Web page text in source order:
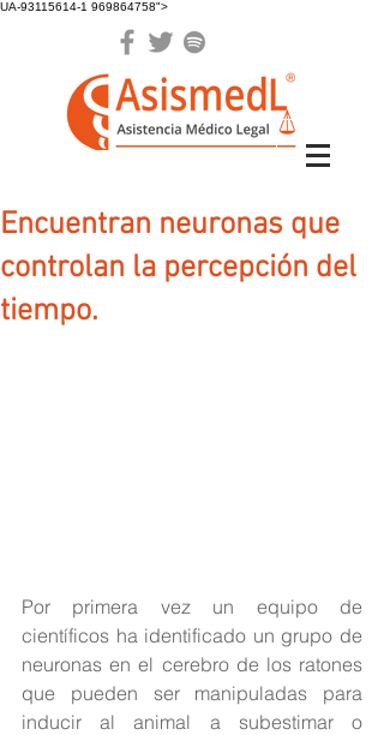
UA-93115614-1 969864758">
Encuentran neuronas que
controlan la percepción del
tiempo.
Por primera vez un equipo de
científicos ha identificado un grupo de
neuronas en el cerebro de los ratones
que pueden ser manipuladas para
inducir al animal a subestimar o